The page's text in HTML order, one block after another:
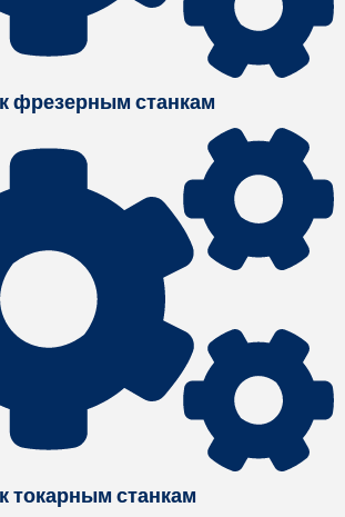
фрезерным станкам
токарным станкам